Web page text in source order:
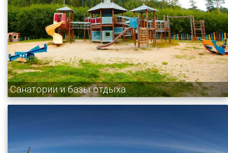
Санатории и базы отдыха